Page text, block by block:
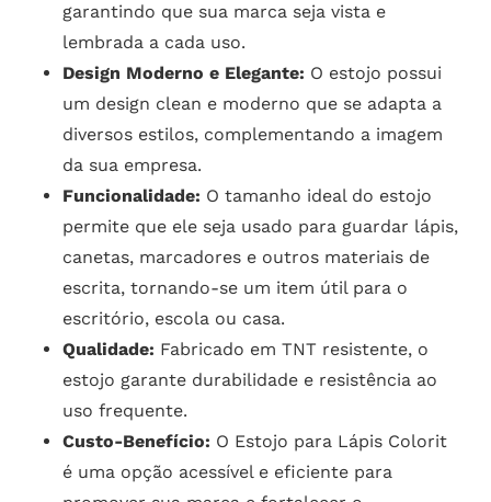
garantindo que sua marca seja vista e
lembrada a cada uso.
Design Moderno e Elegante: O estojo possui
um design clean e moderno que se adapta a
diversos estilos, complementando a imagem
da sua empresa.
Funcionalidade: O tamanho ideal do estojo
permite que ele seja usado para guardar lápis,
canetas, marcadores e outros materiais de
escrita, tornando-se um item útil para o
escritório, escola ou casa.
Qualidade: Fabricado em TNT resistente, o
estojo garante durabilidade e resistência ao
uso frequente.
Custo-Benefício: O Estojo para Lápis Colorit
é uma opção acessível e eficiente para